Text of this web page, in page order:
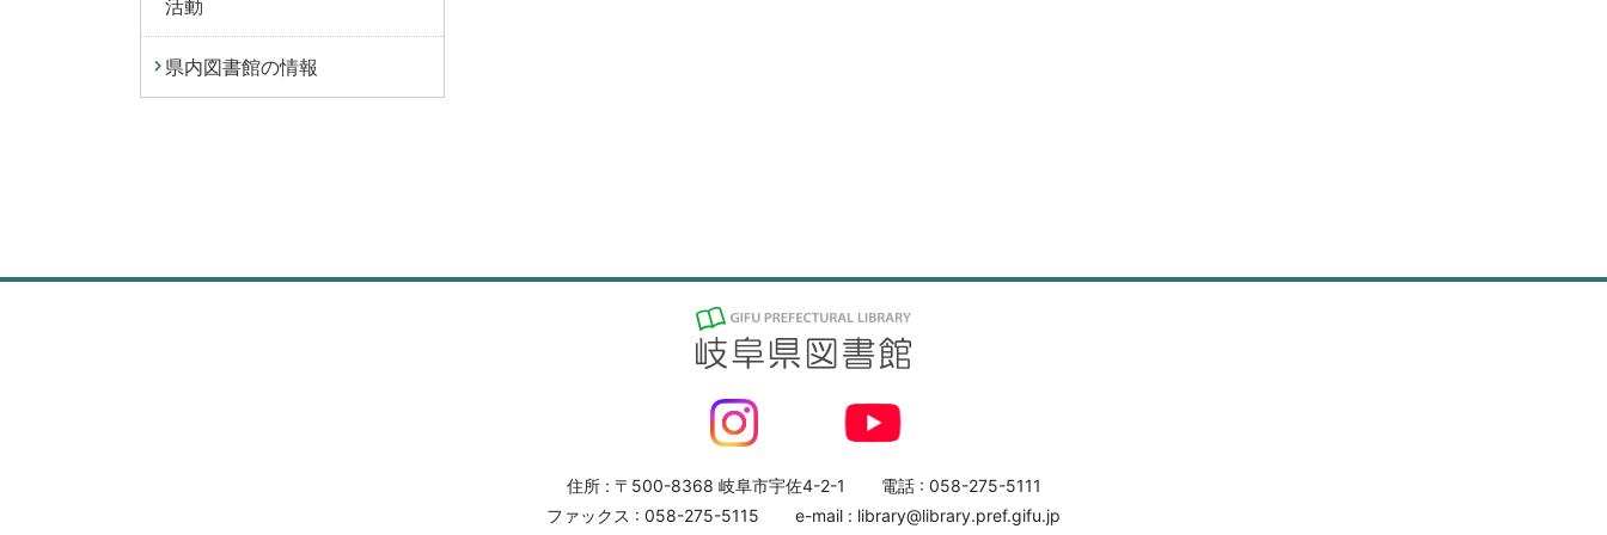
活動
県内図書館の情報
住所 : 〒500-8368 岐阜市宇佐4-2-1
電話 : 058-275-5111
ファックス : 058-275-5115
e-mail : library@library.pref.gifu.jp